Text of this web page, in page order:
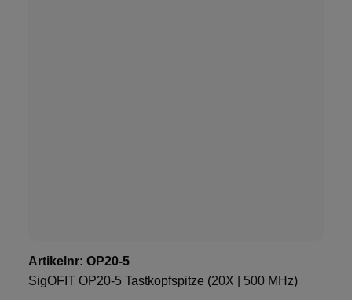
Artikelnr: OP20-5
SigOFIT OP20-5 Tastkopfspitze (20X | 500 MHz)